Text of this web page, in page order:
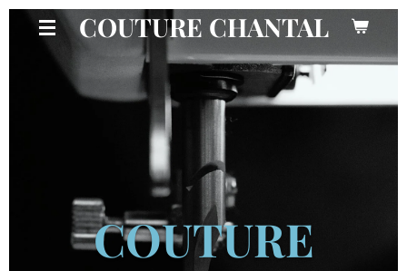
Hauptinhalt
springen
COUTURE CHANTAL
COUTURE